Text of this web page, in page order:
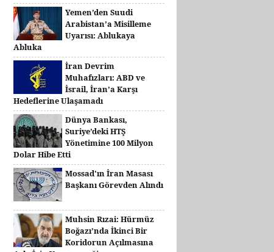
Yemen’den Suudi
Arabistan’a Misilleme
Uyarısı: Ablukaya
Abluka
İran Devrim
Muhafızları: ABD ve
İsrail, İran’a Karşı
Hedeflerine Ulaşamadı
Dünya Bankası,
Suriye’deki HTŞ
Yönetimine 100 Milyon
Dolar Hibe Etti
Mossad'ın İran Masası
Başkanı Görevden Alındı
Muhsin Rızai: Hürmüz
Boğazı’nda İkinci Bir
Koridorun Açılmasına